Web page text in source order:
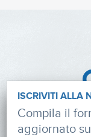
ISCRIVITI ALLA
Compila il
aggiornato